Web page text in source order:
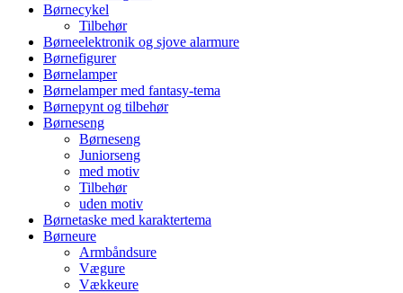
Børnecykel
Tilbehør
Børneelektronik og sjove alarmure
Børnefigurer
Børnelamper
Børnelamper med fantasy-tema
Børnepynt og tilbehør
Børneseng
Børneseng
Juniorseng
med motiv
Tilbehør
uden motiv
Børnetaske med karaktertema
Børneure
Armbåndsure
Vægure
Vækkeure